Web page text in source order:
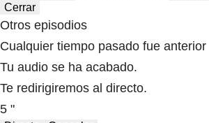
Cerrar
Otros episodios
Cualquier tiempo pasado fue anterior
Tu audio se ha acabado.
Te redirigiremos al directo.
5 "